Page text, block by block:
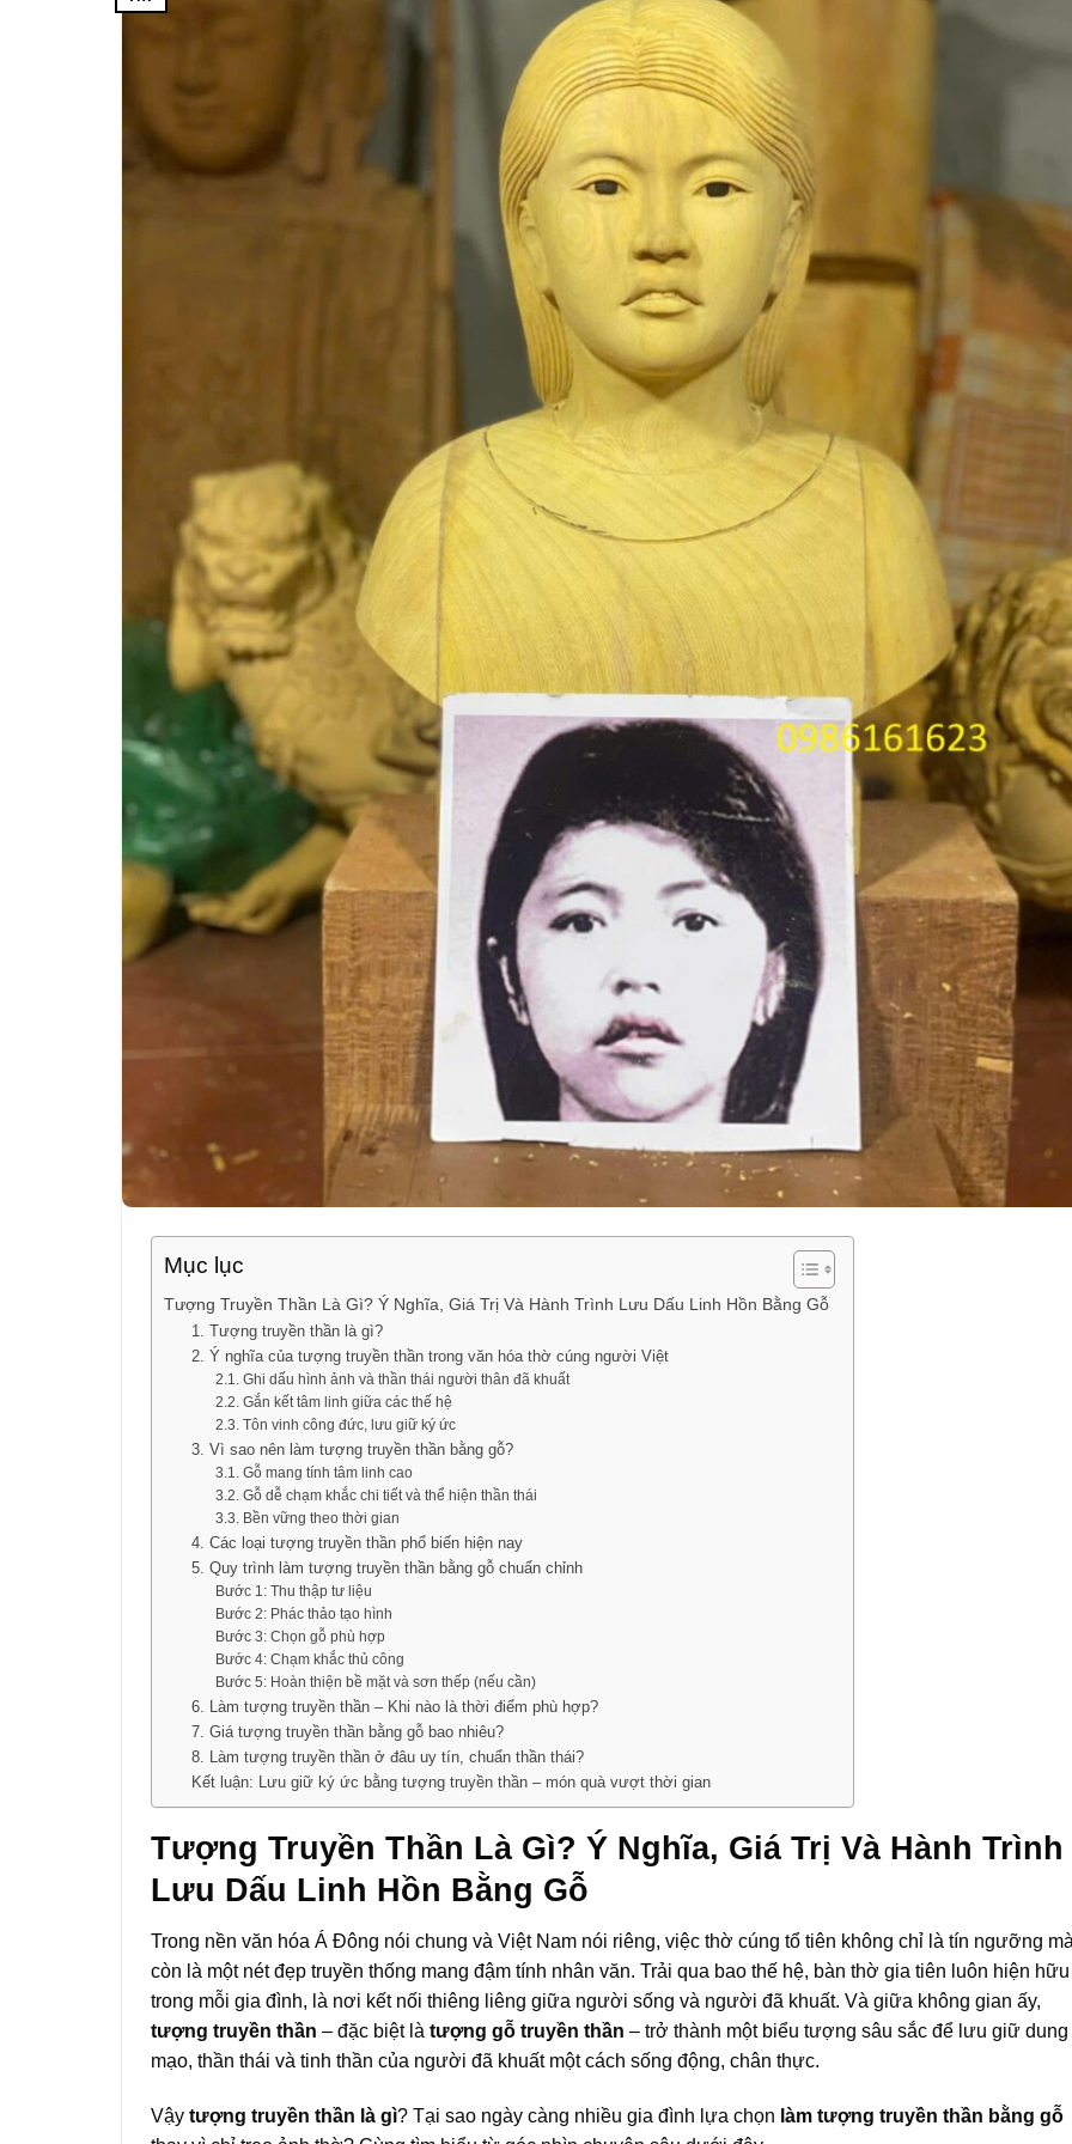
Mục lục
Tượng Truyền Thần Là Gì? Ý Nghĩa, Giá Trị Và Hành Trình Lưu Dấu Linh Hồn Bằng Gỗ
1. Tượng truyền thần là gì?
2. Ý nghĩa của tượng truyền thần trong văn hóa thờ cúng người Việt
2.1. Ghi dấu hình ảnh và thần thái người thân đã khuất
2.2. Gắn kết tâm linh giữa các thế hệ
2.3. Tôn vinh công đức, lưu giữ ký ức
3. Vì sao nên làm tượng truyền thần bằng gỗ?
3.1. Gỗ mang tính tâm linh cao
3.2. Gỗ dễ chạm khắc chi tiết và thể hiện thần thái
3.3. Bền vững theo thời gian
4. Các loại tượng truyền thần phổ biến hiện nay
5. Quy trình làm tượng truyền thần bằng gỗ chuẩn chỉnh
Bước 1: Thu thập tư liệu
Bước 2: Phác thảo tạo hình
Bước 3: Chọn gỗ phù hợp
Bước 4: Chạm khắc thủ công
Bước 5: Hoàn thiện bề mặt và sơn thếp (nếu cần)
6. Làm tượng truyền thần – Khi nào là thời điểm phù hợp?
7. Giá tượng truyền thần bằng gỗ bao nhiêu?
8. Làm tượng truyền thần ở đâu uy tín, chuẩn thần thái?
Kết luận: Lưu giữ ký ức bằng tượng truyền thần – món quà vượt thời gian
Tượng Truyền Thần Là Gì? Ý Nghĩa, Giá Trị Và Hành Trình
Lưu Dấu Linh Hồn Bằng Gỗ
Trong nền văn hóa Á Đông nói chung và Việt Nam nói riêng, việc thờ cúng tổ tiên không chỉ là tín ngưỡng
còn là một nét đẹp truyền thống mang đậm tính nhân văn. Trải qua bao thế hệ, bàn thờ gia tiên luôn hiện hữu
trong mỗi gia đình, là nơi kết nối thiêng liêng giữa người sống và người đã khuất. Và giữa không gian ấy,
tượng truyền thần – đặc biệt là tượng gỗ truyền thần – trở thành một biểu tượng sâu sắc để lưu giữ dung
mạo, thần thái và tinh thần của người đã khuất một cách sống động, chân thực.
Vậy tượng truyền thần là gì? Tại sao ngày càng nhiều gia đình lựa chọn làm tượng truyền thần bằng gỗ